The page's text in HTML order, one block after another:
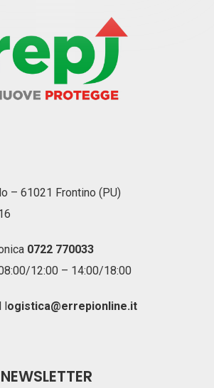
– 61021 Frontino (PU)
0722 770033
12:00 – 14:00/18:00
ogistica@errepionline.it